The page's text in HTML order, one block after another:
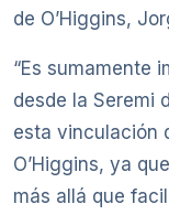
de O’Higgins,
“Es sumamente
desde la Seremi
esta vinculación
O’Higgins, ya
más allá que